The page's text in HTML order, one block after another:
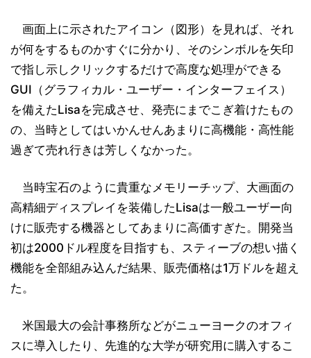
画面上に示されたアイコン（図形）を見れば、それ
が何をするものかすぐに分かり、そのシンボルを矢印
で指し示しクリックするだけで高度な処理ができる
GUI（グラフィカル・ユーザー・インターフェイス）
を備えたLisaを完成させ、発売にまでこぎ着けたもの
の、当時としてはいかんせんあまりに高機能・高性能
過ぎて売れ行きは芳しくなかった。
当時宝石のように貴重なメモリーチップ、大画面の
高精細ディスプレイを装備したLisaは一般ユーザー向
けに販売する機器としてあまりに高価すぎた。開発当
初は2000ドル程度を目指すも、スティーブの想い描く
機能を全部組み込んだ結果、販売価格は1万ドルを超え
た。
米国最大の会計事務所などがニューヨークのオフィ
スに導入したり、先進的な大学が研究用に購入するこ